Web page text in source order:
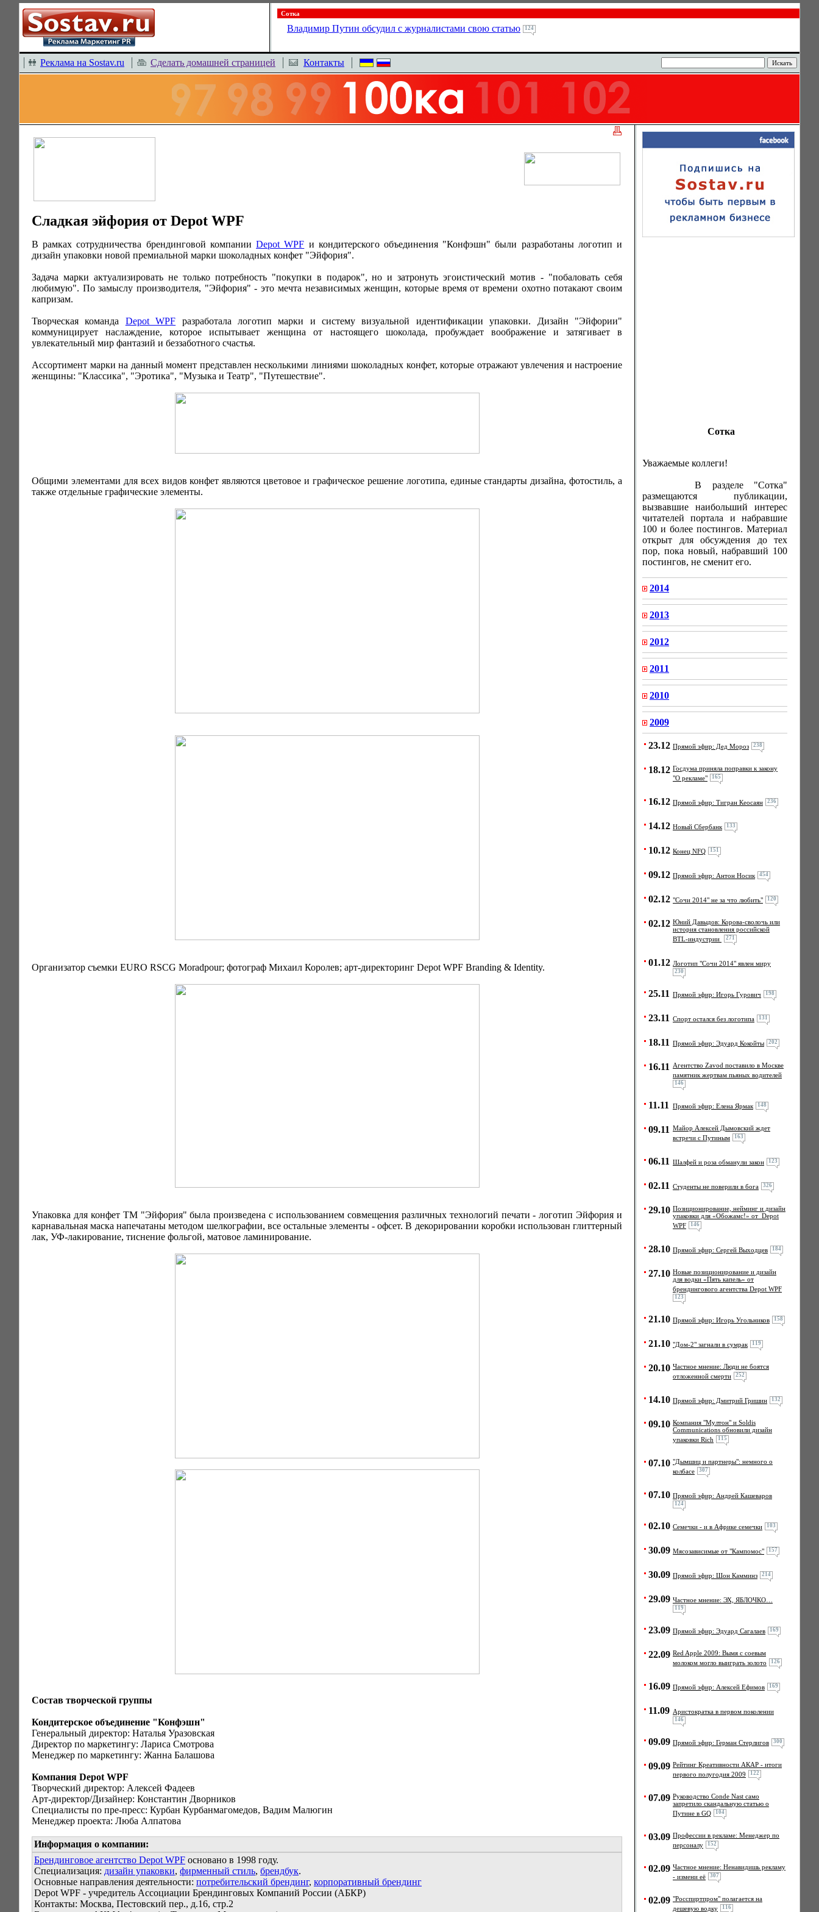
Сотка
Владимир Путин обсудил с журналистами свою статью 124
Реклама на Sostav.ru Сделать домашней страницей Контакты
Сладкая эйфория от Depot WPF
В рамках сотрудничества брендинговой компанииDepot WPF и кондитерского объединения "Конфэшн" были разработаны логотип и
дизайн упаковки новой премиальной марки шоколадных конфет "Эйфория".
Задача марки актуализировать не только потребность "покупки в подарок", но и затронуть эгоистический мотив - "побаловать себя
любимую". По замыслу производителя, "Эйфория" - это мечта независимых женщин, которые время от времени охотно потакают своим
капризам.
Творческая команда Depot WPF разработала логотип марки и систему визуальной идентификации упаковки. Дизайн "Эйфории"
коммуницирует наслаждение, которое испытывает женщина от настоящего шоколада, пробуждает воображение и затягивает в
увлекательный мир фантазий и беззаботного счастья.
Ассортимент марки на данный момент представлен несколькими линиями шоколадных конфет, которые отражают увлечения и настроение
женщины: "Классика", "Эротика", "Музыка и Театр", "Путешествие".
Общими элементами для всех видов конфет являются цветовое и графическое решение логотипа, единые стандарты дизайна, фотостиль, а
также отдельные графические элементы.
Организатор съемки EURO RSCG Moradpour; фотограф Михаил Королев; арт-директоринг Depot WPF Branding & Identity.
Упаковка для конфет ТМ "Эйфория" была произведена с использованием совмещения различных технологий печати - логотип Эйфория и
карнавальная маска напечатаны методом шелкографии, все остальные элементы - офсет. В декорировании коробки использован глиттерный
лак, УФ-лакирование, тиснение фольгой, матовое ламинирование.
Состав творческой группы
Кондитерское объединение "Конфэшн"
Генеральный директор: Наталья Уразовская
Директор по маркетингу: Лариса Смотрова
Менеджер по маркетингу: Жанна Балашова
Компания Depot WPF
Творческий директор: Алексей Фадеев
Арт-директор/Дизайнер: Константин Дворников
Специалисты по пре-пресс: Курбан Курбанмагомедов, Вадим Малюгин
Менеджер проекта: Люба Алпатова
Информация о компании:
Брендинговое агентство Depot WPF основано в 1998 году.
Специализация: дизайн упаковки, фирменный стиль, брендбук.
Основные направления деятельности: потребительский брендинг, корпоративный брендинг
Depot WPF - учредитель Ассоциации Брендинговых Компаний России (АБКР)
Контакты: Москва, Пестовский пер., д.16, стр.2
Сотка
Уважаемые коллеги!
В разделе "Сотка"
размещаются публикации,
вызвавшие наибольший интерес
читателей портала и набравшие
100 и более постингов. Материал
открыт для обсуждения до тех
пор, пока новый, набравший 100
постингов, не сменит его.
2014
2013
2012
2011
2010
2009
23.12 Прямой эфир: Дед Мороз 238
18.12 Госдума приняла поправки к закону
"О рекламе"
165
16.12 Прямой эфир: Тигран Кеосаян 236
14.12 Новый Сбербанк 133
10.12 Конец NFQ 151
09.12 Прямой эфир: Антон Носик 454
02.12 "Сочи 2014" не за что любить" 120
02.12 Юний Давыдов: Корова-сволочь или
история становления российской
BTL-индустрии
271
01.12 Логотип "Сочи 2014" явлен миру
230
25.11 Прямой эфир: Игорь Гурович 198
23.11 Спорт остался без логотипа 131
18.11 Прямой эфир: Эдуард Кокойты 202
16.11
Агентство Zavod поставило в Москве
памятник жертвам пьяных водителей
146
11.11 Прямой эфир: Елена Ярмак 148
09.11 Майор Алексей Дымовский ждет
встречи с Путиным
163
06.11 Шалфей и роза обманули закон 123
02.11 Студенты не поверили в бога 326
29.10 Позиционирование, нейминг и дизайн
упаковки для «Обожамс!» от Depot
WPF
146
28.10 Прямой эфир: Сергей Выходцев 184
27.10 Новые позиционирование и дизайн
для водки «Пять капель» от
брендингового агентства Depot WPF
123
21.10 Прямой эфир: Игорь Угольников 158
21.10 "Дом-2" загнали в сумрак 119
20.10 Частное мнение: Люди не боятся
отложенной смерти
252
14.10 Прямой эфир: Дмитрий Гришин 132
09.10 Компания "Мултон" и Soldis
Communications обновили дизайн
упаковки Rich
115
07.10 "Дымшиц и партнеры": немного о
колбасе
307
07.10 Прямой эфир: Андрей Кашеваров
124
02.10 Семечки - и в Африке семечки 103
30.09 Мясозависимые от "Кампомос" 157
30.09 Прямой эфир: Шон Камминз 214
29.09 Частное мнение: ЭХ, ЯБЛОЧКО…
119
23.09 Прямой эфир: Эдуард Сагалаев 169
22.09 Red Apple 2009: Вымя с соевым
молоком могло выиграть золото
126
16.09 Прямой эфир: Алексей Ефимов 169
11.09 Аристократка в первом поколении
146
09.09 Прямой эфир: Герман Стерлигов 300
09.09 Рейтинг Креативности АКАР - итоги
первого полугодия 2009
122
07.09 Руководство Conde Nast само
запретило скандальную статью о
Путине в GQ
104
03.09 Профессии в рекламе: Менеджер по
персоналу
152
02.09 Частное мнение: Ненавидишь рекламу
- измени её
307
02.09 "Росспиртпром" полагается на
дешевую водку
116